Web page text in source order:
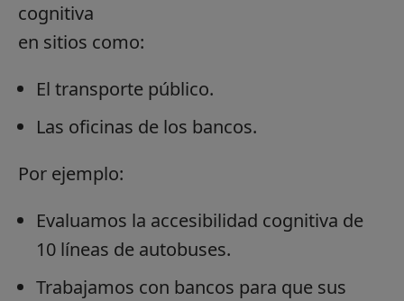
cognitiva
en sitios como:
El transporte público.
Las oficinas de los bancos.
Por ejemplo:
Evaluamos la accesibilidad cognitiva de
10 líneas de autobuses.
Trabajamos con bancos para que sus